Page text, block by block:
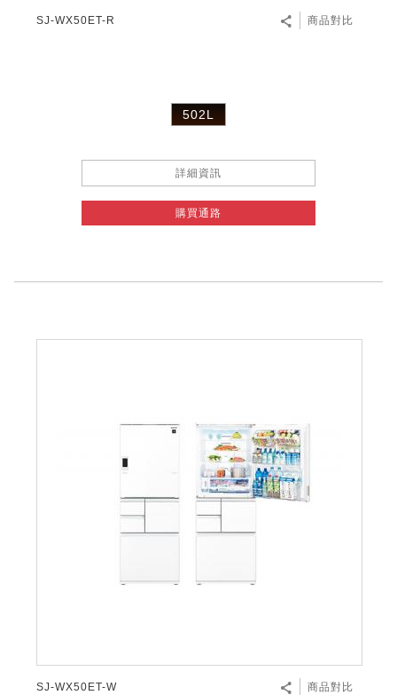
SJ-WX50ET-R 商品對比
502L
詳細資訊
購買通路
SJ-WX50ET-W 商品對比